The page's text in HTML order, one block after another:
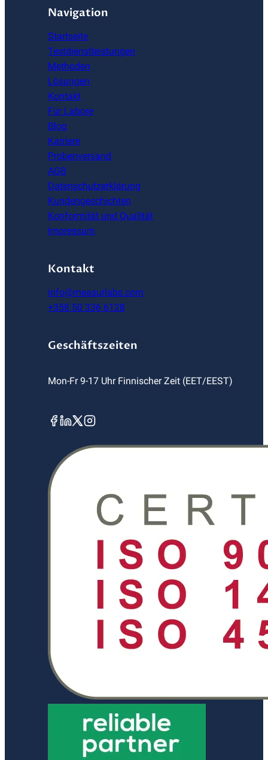
Navigation
Startseite
Testdienstleistungen
Methoden
Lösungen
Kontakt
Für Labore
Blog
Karriere
Probenversand
AGB
Datenschutzerklärung
Kundengeschichten
Konformität und Qualität
Impressum
Kontakt
info@measurlabs.com
+358 50 336 6128
Geschäftszeiten
Mon-Fr 9-17 Uhr Finnischer Zeit (EET/EEST)